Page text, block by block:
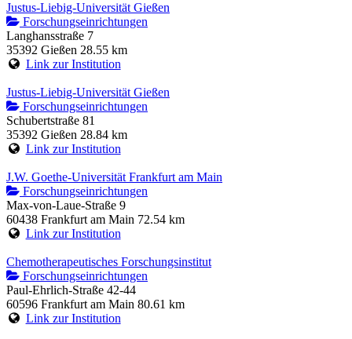
Justus-Liebig-Universität Gießen
Forschungseinrichtungen
Langhansstraße 7
35392 Gießen 28.55 km
Link zur Institution
Justus-Liebig-Universität Gießen
Forschungseinrichtungen
Schubertstraße 81
35392 Gießen 28.84 km
Link zur Institution
J.W. Goethe-Universität Frankfurt am Main
Forschungseinrichtungen
Max-von-Laue-Straße 9
60438 Frankfurt am Main 72.54 km
Link zur Institution
Chemotherapeutisches Forschungsinstitut
Forschungseinrichtungen
Paul-Ehrlich-Straße 42-44
60596 Frankfurt am Main 80.61 km
Link zur Institution